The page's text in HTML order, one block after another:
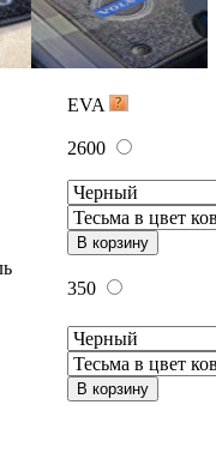
EVA
2600
В корзину
350
В корзину